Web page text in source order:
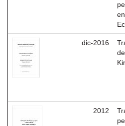
dic-2016
2012